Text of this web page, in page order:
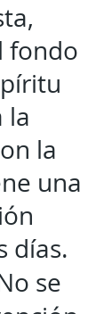
fondo
la
la
una
días.
se